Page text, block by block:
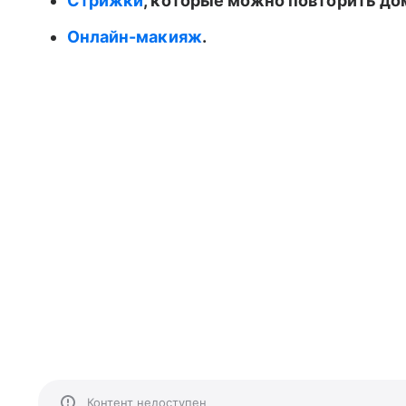
Онлайн-макияж.
Контент недоступен